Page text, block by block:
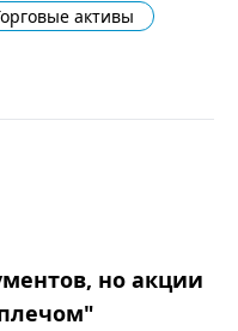
активы
"